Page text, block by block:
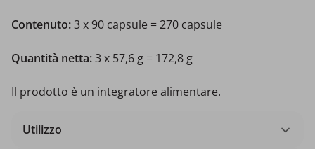
Contenuto:3 x 90 capsule = 270 capsule
Quantità netta:3 x 57,6 g = 172,8 g
Il prodotto è un integratore alimentare.
Utilizzo